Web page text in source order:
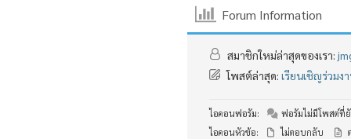
Forum Information
สมาชิกใหม่ล่าสุดของเรา:
โพสต์ล่าสุด: เรียนเชิญร่วม
ไอคอนฟอรัม:
ฟอรัมไม่มีโพสต์ที่ยั
ไอคอนหัวข้อ:
ไม่ตอบกลับ